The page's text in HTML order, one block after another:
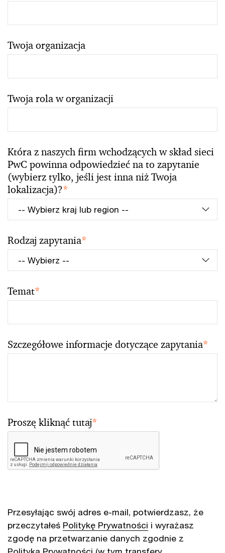
Twoja organizacja
Twoja rola w organizacji
Która z naszych firm wchodzących w skład sieci
PwC powinna odpowiedzieć na to zapytanie
(wybierz tylko, jeśli jest inna niż Twoja
lokalizacja)?*
Rodzaj zapytania*
Temat*
Szczegółowe informacje dotyczące zapytania*
Proszę kliknąć tutaj*
Przesyłając swój adres e-mail, potwierdzasz, że
przeczytałeś Politykę Prywatności i wyrażasz
zgodę na przetwarzanie danych zgodnie z